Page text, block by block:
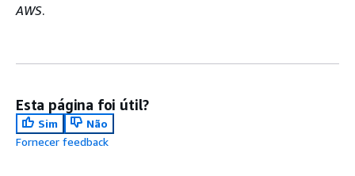
AWS.
Esta página foi útil?
Sim
Não
Fornecer feedback